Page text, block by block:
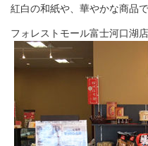
紅白の和紙や、華やかな商品
フォレストモール富士河口湖